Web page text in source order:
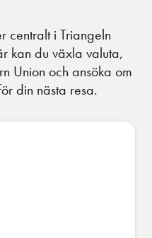
centralt i Triangeln
kan du växla valuta,
Union och ansöka om
din nästa resa.